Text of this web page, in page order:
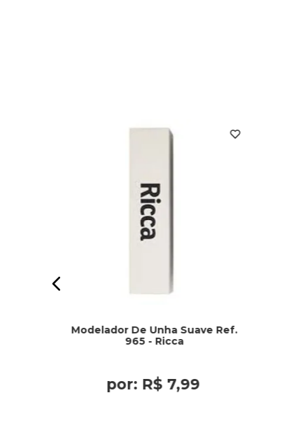
Modelador De Unha Suave Ref.
965 - Ricca
por: R$ 7,99